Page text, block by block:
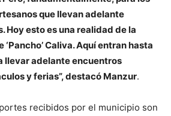
que llevan adelante
Hoy esto es una realidad de la
Caliva. Aquí entran hasta
llevar adelante encuentros
y ferias”, destacó Manzur.
recibidos por el municipio son